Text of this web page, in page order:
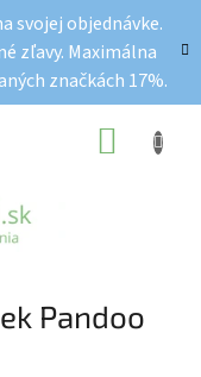
svojej objednávke.
zľavy. Maximálna
značkách 17%.
Pandoo